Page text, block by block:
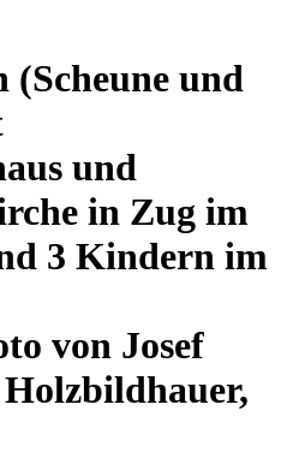
(Scheune und
und
in Zug im
3 Kindern im
von Josef